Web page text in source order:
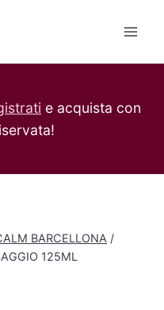
e acquista con
BARCELLONA /
125ML